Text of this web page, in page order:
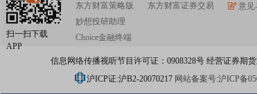
扫一扫下载
APP
东方财富策略版
妙想投研助理
Choice金融终端
东方财富证券交易
意见
信息网络传播视听节目许可证：0908328号 经营证券期
沪ICP证:沪B2-20070217 网站备案号:沪ICP备